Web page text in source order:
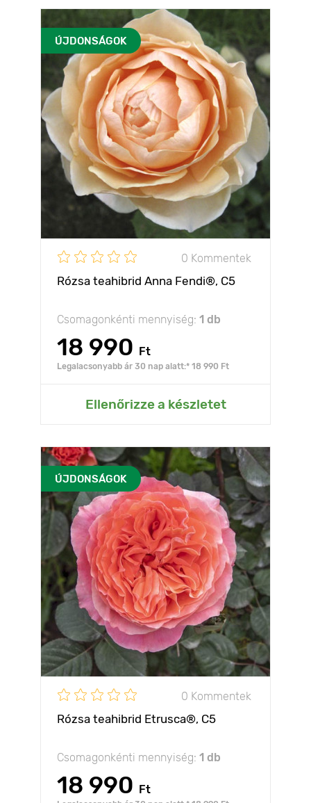
ÚJDONSÁGOK
0 Kommentek
Rózsa teahibrid Anna Fendi®, C5
Csomagonkénti mennyiség: 1 db
18 990 Ft
Legalacsonyabb ár 30 nap alatt:* 18 990 Ft
Ellenőrizze a készletet
ÚJDONSÁGOK
0 Kommentek
Rózsa teahibrid Etrusca®, C5
Csomagonkénti mennyiség: 1 db
18 990 Ft